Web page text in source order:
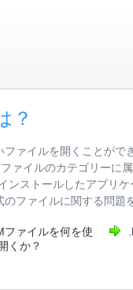
？
ァイルを開くことが
ァイルのカテゴリーに
ンストールしたアプリ
ファイルに関する問題
ファイルを何を使
くか？